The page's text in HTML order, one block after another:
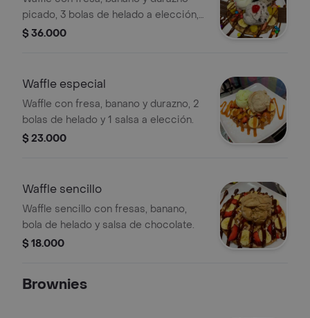
picado, 3 bolas de helado a elección,
incluye 1 salsa, 3 cerezas, 1 toping
$ 36.000
Waffle especial
Waffle con fresa, banano y durazno, 2
bolas de helado y 1 salsa a elección.
$ 23.000
Waffle sencillo
Waffle sencillo con fresas, banano,
bola de helado y salsa de chocolate.
$ 18.000
Brownies